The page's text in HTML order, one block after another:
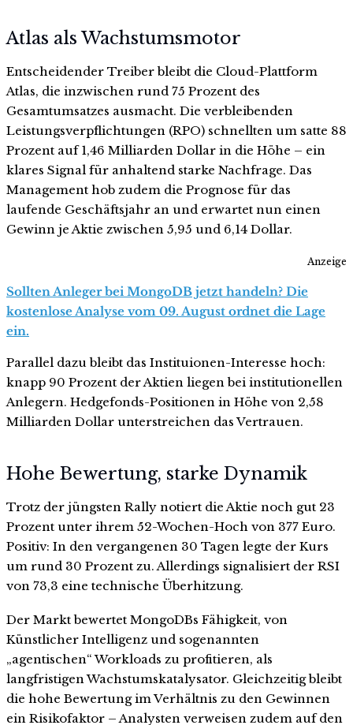
Atlas als Wachstumsmotor
Entscheidender Treiber bleibt die Cloud-Plattform
Atlas, die inzwischen rund 75 Prozent des
Gesamtumsatzes ausmacht. Die verbleibenden
Leistungsverpflichtungen (RPO) schnellten um satte 88
Prozent auf 1,46 Milliarden Dollar in die Höhe – ein
klares Signal für anhaltend starke Nachfrage. Das
Management hob zudem die Prognose für das
laufende Geschäftsjahr an und erwartet nun einen
Gewinn je Aktie zwischen 5,95 und 6,14 Dollar.
Anzeige
Sollten Anleger bei MongoDB jetzt handeln? Die
kostenlose Analyse vom 09. August ordnet die Lage
ein.
Parallel dazu bleibt das Instituionen-Interesse hoch:
knapp 90 Prozent der Aktien liegen bei institutionellen
Anlegern. Hedgefonds-Positionen in Höhe von 2,58
Milliarden Dollar unterstreichen das Vertrauen.
Hohe Bewertung, starke Dynamik
Trotz der jüngsten Rally notiert die Aktie noch gut 23
Prozent unter ihrem 52-Wochen-Hoch von 377 Euro.
Positiv: In den vergangenen 30 Tagen legte der Kurs
um rund 30 Prozent zu. Allerdings signalisiert der RSI
von 73,3 eine technische Überhitzung.
Der Markt bewertet MongoDBs Fähigkeit, von
Künstlicher Intelligenz und sogenannten
„agentischen“ Workloads zu profitieren, als
langfristigen Wachstumskatalysator. Gleichzeitig bleibt
die hohe Bewertung im Verhältnis zu den Gewinnen
ein Risikofaktor – Analysten verweisen zudem auf den